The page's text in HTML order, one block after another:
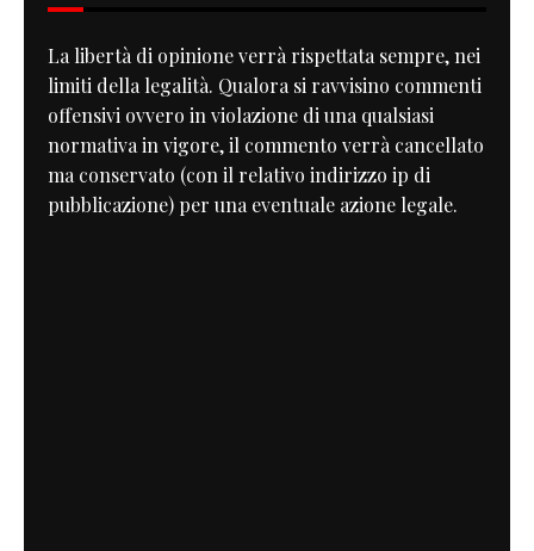
La libertà di opinione verrà rispettata sempre, nei
limiti della legalità. Qualora si ravvisino commenti
offensivi ovvero in violazione di una qualsiasi
normativa in vigore, il commento verrà cancellato
ma conservato (con il relativo indirizzo ip di
pubblicazione) per una eventuale azione legale.